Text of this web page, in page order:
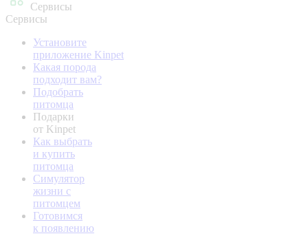
Сервисы
Сервисы
Установите
приложение Kinpet
Какая порода
подходит вам?
Подобрать
питомца
Подарки
от Kinpet
Как выбрать
и купить
питомца
Симулятор
жизни с
питомцем
Готовимся
к появлению